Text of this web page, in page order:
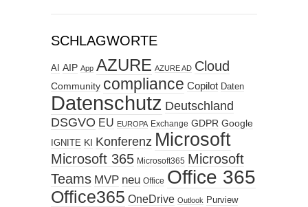
SCHLAGWORTE
AI AIP App AZURE AZURE AD Cloud
Community compliance Copilot Daten
Datenschutz Deutschland
DSGVO EU EUROPA Exchange GDPR Google
IGNITE KI Konferenz Microsoft
Microsoft 365 Microsoft365 Microsoft
Teams MVP neu Office Office 365
Office365 OneDrive Outlook Purview